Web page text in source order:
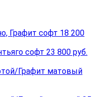
Графит софт 18 200
софт 23 800 руб.
Графит матовый